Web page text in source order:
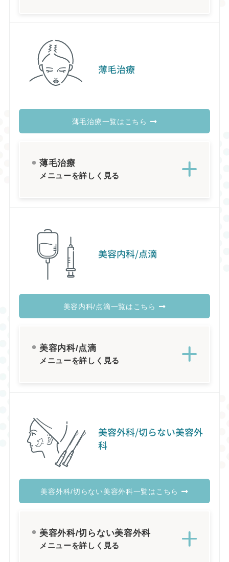
薄毛治療
薄毛治療一覧はこちら
薄毛治療
メニューを詳しく見る
美容内科/点滴
美容内科/点滴一覧はこちら
美容内科/点滴
メニューを詳しく見る
美容外科/切らない美容外
科
美容外科/切らない美容外科一覧はこちら
美容外科/切らない美容外科
メニューを詳しく見る